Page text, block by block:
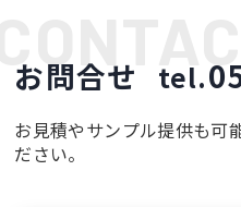
お問合せ tel.
お見積やサンプル提供も可
ださい。